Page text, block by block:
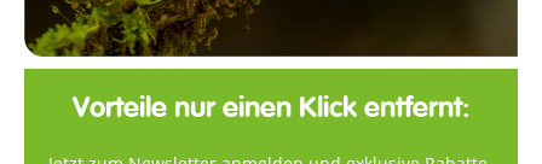
Vorteile nur einen Klick entfernt: